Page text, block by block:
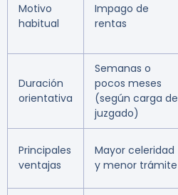
Motivo
habitual
Impago de
rentas
Duración
orientativa
Semanas o
pocos meses
(según carga de
juzgado)
Principales
ventajas
Mayor celeridad
y menor trámite